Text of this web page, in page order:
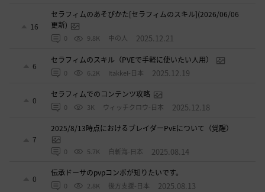
16
セラフィムのあそびかた[セラフィムのスキル](2026/06/06
更新)
0 9.8K 中の人 2025.12.21
6
セラフィムのスキル（PVEで手軽に使いたい人用）
0 6.2K ItakkeI-日本 2025.12.19
0
セラフィムでのコンテンツ攻略
0 3K ウィッチクロウ-日本 2025.12.18
7
2025/8/13時点におけるブレイダーPvEについて（覚醒）
0 5.7K 白斬海-日本 2025.08.14
0
伝承ドーサのpvpコンボが知りたいです。
0 2.8K 後方支援-日本 2025.08.13